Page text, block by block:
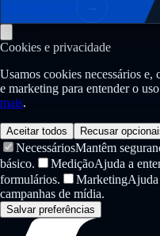
Cookies e privacidade
Usamos cookies necessários e,
e marketing para entender o
mais.
Aceitar todos Recusar
NecessáriosMantêm
básico.
MediçãoAjuda a
formulários.
MarketingAjuda
campanhas de mídia.
Salvar preferências